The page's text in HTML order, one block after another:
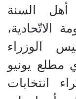
أهل السنة
الاتّحادية،
الوزراء
يونيو
انتخابات